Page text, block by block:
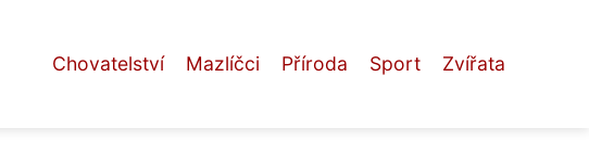
Chovatelství Mazlíčci Příroda Sport Zvířata